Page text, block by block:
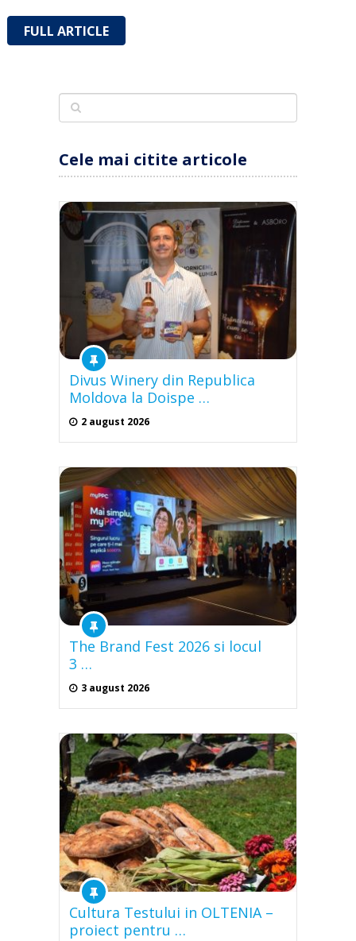
FULL ARTICLE
Cele mai citite articole
Divus Winery din Republica
Moldova la Doispe …
2 august 2026
The Brand Fest 2026 si locul
3 …
3 august 2026
Cultura Testului in OLTENIA –
proiect pentru …